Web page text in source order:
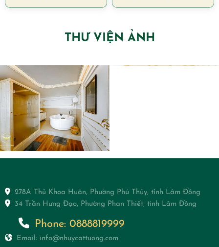
những cơn đau đầu,
xong công việc. Tuy nhiên,
chuyện không phải ai cũng
biết. Vậy hãy để mình chia
sẻ với bạn cách mát xa
đầu hiệu quả ngay dưới
đây nhé!
hôi. Tuy nhiên nếu không
đúng cách, da bạn sẽ vô
tình mất hết độ ẩm và trở
THƯ VIỆN ẢNH
278A Thủ Khoa Huân, Phường Phú Thủy, tỉnh Lâm Đồng
34 Trần Hưng Đạo, Phường Phan Thiết, tỉnh Lâm Đồng